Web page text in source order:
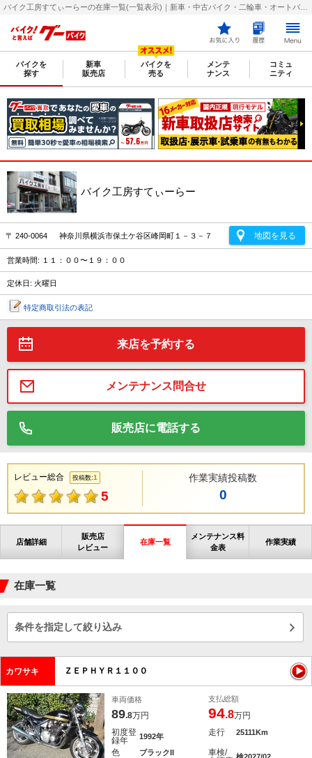
バイクを
探す
新車
販売店
バイクを
売る
メンテ
ナンス
コミュ
ニティ
バイク工房すてぃーらー
〒 240-0064 神奈川県横浜市保土ケ谷区峰岡町１－３－７ 地図を見る
営業時間: １１：００〜１９：００
定休日: 火曜日
特定商取引法の表記
来店を予約する
メンテナンス問合せ
販売店に電話する
レビュー総合 投稿数:1
5
作業実績投稿数
0
店舗詳細
販売店
レビュー
在庫一覧
メンテナンス料
金表
作業実績
在庫一覧
条件を指定して絞り込み
カワサキ ＺＥＰＨＹＲ１１００
車両価格
89.8万円
支払総額
94.8万円
初度登
録年
1992年 走行 25111Km
色 ブラックII
車検/